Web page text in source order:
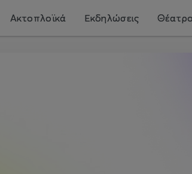
Ακτοπλοϊκά Εκδηλώσεις Θέατρο